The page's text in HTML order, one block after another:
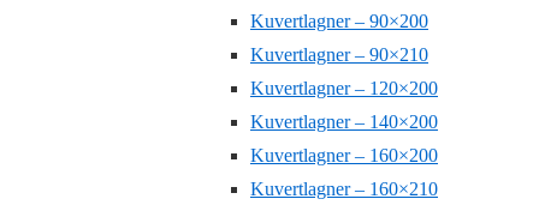
Kuvertlagner – 90×200
Kuvertlagner – 90×210
Kuvertlagner – 120×200
Kuvertlagner – 140×200
Kuvertlagner – 160×200
Kuvertlagner – 160×210